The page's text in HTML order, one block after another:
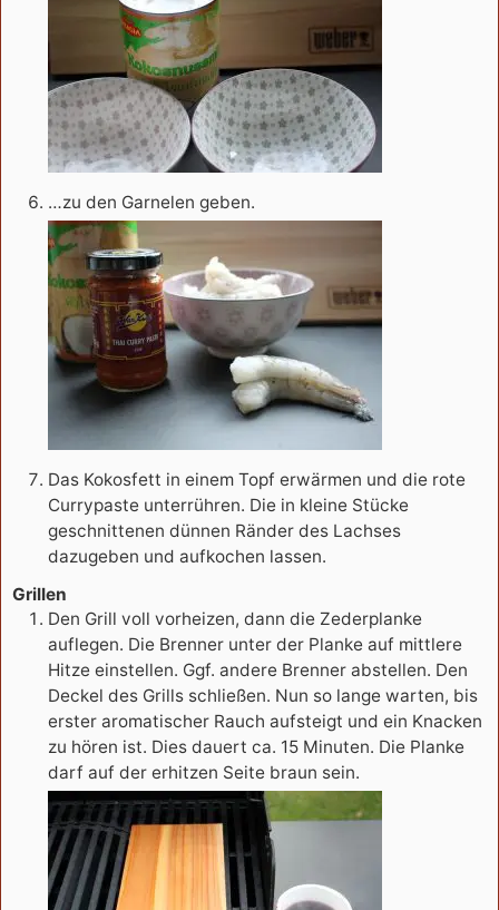
…zu den Garnelen geben.
Das Kokosfett in einem Topf erwärmen und die rote
Currypaste unterrühren. Die in kleine Stücke
geschnittenen dünnen Ränder des Lachses
dazugeben und aufkochen lassen.
Grillen
Den Grill voll vorheizen, dann die Zederplanke
auflegen. Die Brenner unter der Planke auf mittlere
Hitze einstellen. Ggf. andere Brenner abstellen. Den
Deckel des Grills schließen. Nun so lange warten, bis
erster aromatischer Rauch aufsteigt und ein Knacken
zu hören ist. Dies dauert ca. 15 Minuten. Die Planke
darf auf der erhitzen Seite braun sein.